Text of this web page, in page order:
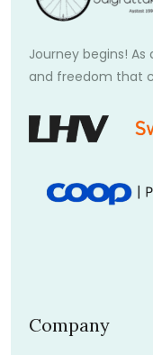
Journey begins!
and freedom that
Company